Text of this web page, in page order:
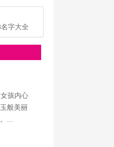
字大全
孩内心
般美丽
...